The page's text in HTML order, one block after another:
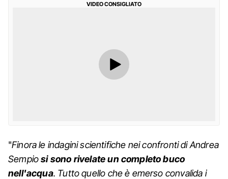
VIDEO CONSIGLIATO
"Finora le indagini scientifiche nei confronti di Andrea
Sempiosi sono rivelate un completo buco
nell'acqua. Tutto quello che è emerso convalida i